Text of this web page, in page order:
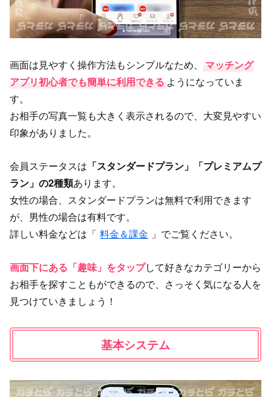
画面は見やすく操作方法もシンプルなため、
マッチング
アプリ初心者でも簡単に利用できる ようになっていま
す。
お相手の写真一覧も大きく表示されるので、大変見やすい
印象がありました。
会員ステータスは 「スタンダードプラン」「プレミアムプ
ラン」の2種類あります。
女性の場合、スタンダードプランは無料で利用できます
が、男性の場合は有料です。
詳しい料金などは「 料金＆課金 」でご覧ください。
画面下にある「趣味」をタップして好きなカテゴリーから
お相手を探すこともができるので、さっそく気になる人を
見つけていきましょう！
基本システム